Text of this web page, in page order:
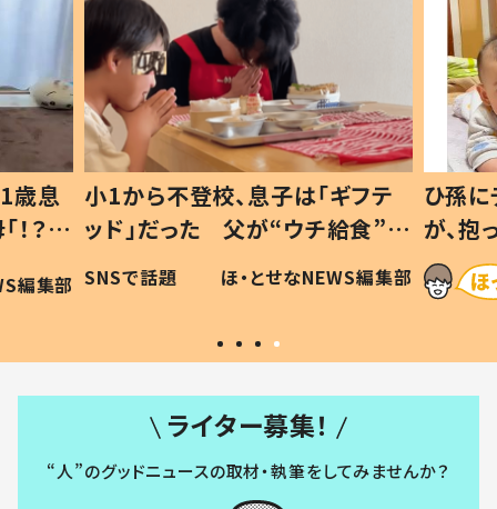
歳息
？」
編集部
小1から不登校、息子は「ギフテ
ッド」だった 父が“ウチ給食”を
作り続ける理由とは #令和の親
#令和の子
SNSで話題 ほ・とせなNEWS編集部
ひ孫
が、
「涙が
い」
ライター募集！
“人”のグッドニュースの取材・執筆をしてみませんか？